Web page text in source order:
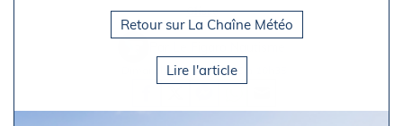
Glisse
Dimanche 29 mars 2026 à 10h35
Retour sur La Chaîne Météo
Lire l'article